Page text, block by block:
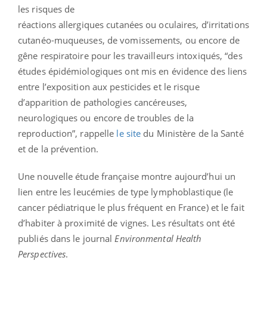
les risques de
réactions allergiques cutanées ou oculaires, d’irritations
cutanéo-muqueuses, de vomissements, ou encore de
gêne respiratoire pour les travailleurs intoxiqués, “des
études épidémiologiques ont mis en évidence des liens
entre l’exposition aux pesticides et le risque
d’apparition de pathologies cancéreuses,
neurologiques ou encore de troubles de la
reproduction”, rappelle le site du Ministère de la Santé
et de la prévention.
Une nouvelle étude française montre aujourd’hui un
lien entre les leucémies de type lymphoblastique (le
cancer pédiatrique le plus fréquent en France) et le fait
d’habiter à proximité de vignes. Les résultats ont été
publiés dans le journal Environmental Health
Perspectives.